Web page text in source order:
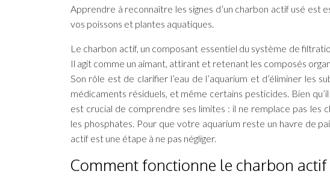
Apprendre à reconnaître les signes d’un charbon actif usé est
vos poissons et plantes aquatiques.
Le charbon actif, un composant essentiel du système de
Il agit comme un aimant, attirant et retenant les composés
Son rôle est de clarifier l’eau de l’aquarium et d’éliminer les
médicaments résiduels, et même certains pesticides. Bien
est crucial de comprendre ses limites : il ne remplace pas les
les phosphates. Pour que votre aquarium reste un havre de
actif est une étape à ne pas négliger.
Comment fonctionne le charbon actif